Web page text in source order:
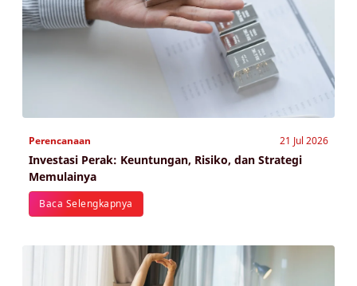
Perencanaan 21 Jul 2026
Investasi Perak: Keuntungan, Risiko, dan Strategi
Memulainya
Baca Selengkapnya